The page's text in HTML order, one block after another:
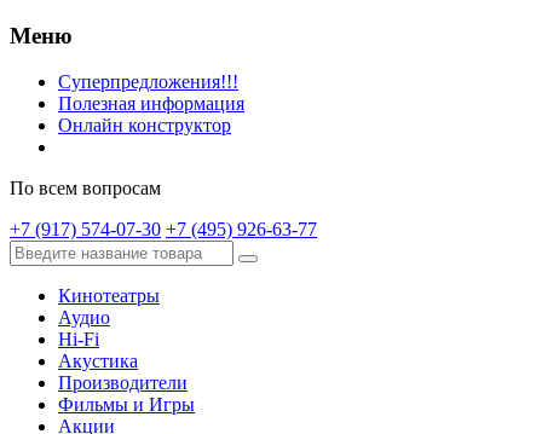
Меню
Суперпредложения!!!
Полезная информация
Онлайн конструктор
По всем вопросам
+7 (917) 574-07-30 +7 (495) 926-63-77
Кинотеатры
Аудио
Hi-Fi
Акустика
Производители
Фильмы и Игры
Акции